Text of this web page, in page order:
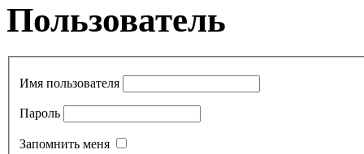
Пользователь
Имя пользователя
Пароль
Запомнить меня